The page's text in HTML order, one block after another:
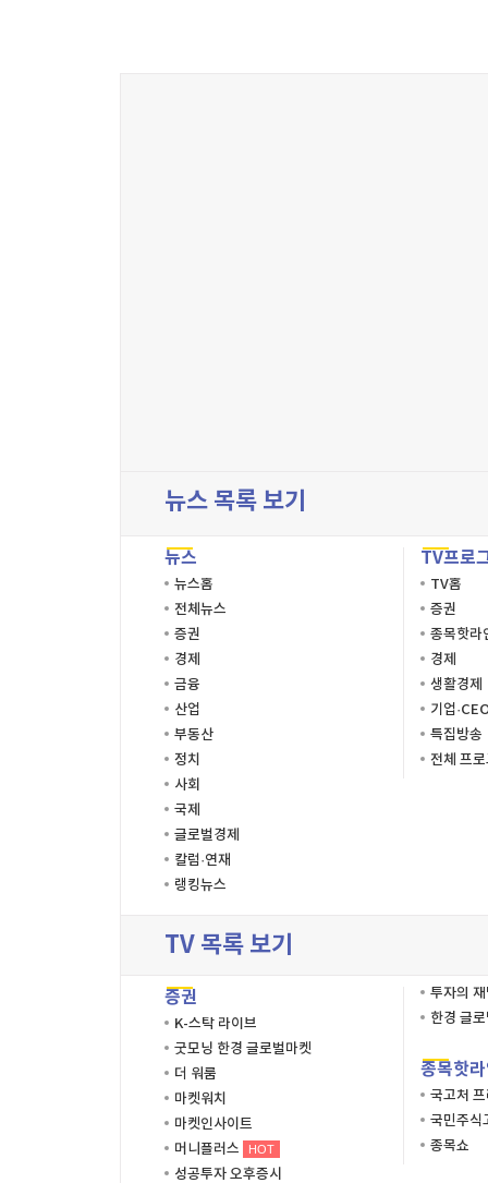
뉴스 목록 보기
뉴스
뉴스홈
전체뉴스
증권
경제
금융
산업
부동산
정치
사회
국제
글로벌경제
칼럼·연재
랭킹뉴스
TV프로
TV홈
증권
종목핫라
경제
생활경제
기업
특집방송
전체 프
TV 목록 보기
증권
K-스탁 라이브
굿모닝 한경 글로벌마켓
더 워룸
마켓워치
마켓인사이트
머니플러스
HOT
성공투자 오후증시
투자의
한경 글
종목핫
국고처
국민주식
종목쇼